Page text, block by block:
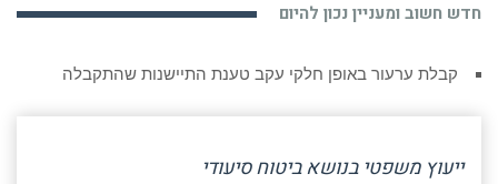
חדש חשוב ומעניין נכון להיום
קבלת ערעור באופן חלקי עקב טענת התיישנות שהתקבלה
ייעוץ משפטי בנושא ביטוח סיעודי